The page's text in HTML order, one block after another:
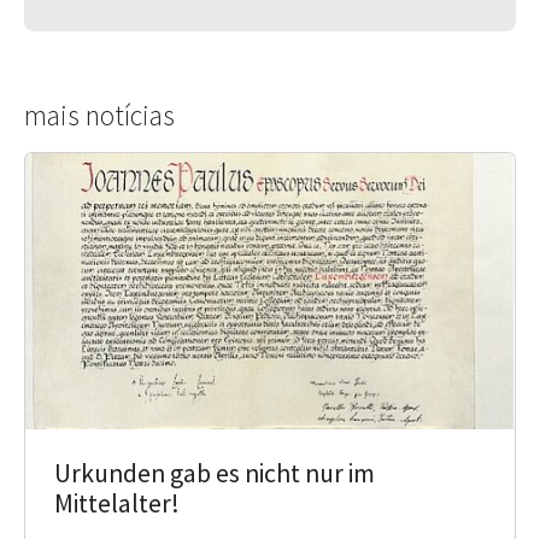
mais notícias
Urkunden gab es nicht nur im
Mittelalter!